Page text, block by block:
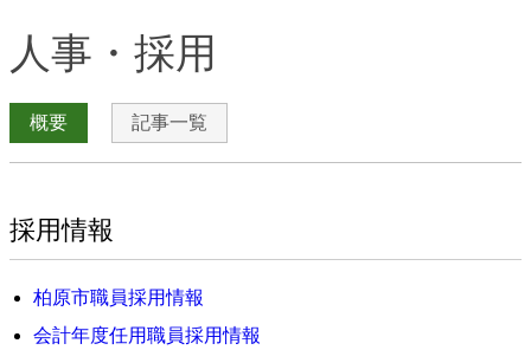
人事・採用
概要 記事一覧
採用情報
柏原市職員採用情報
会計年度任用職員採用情報